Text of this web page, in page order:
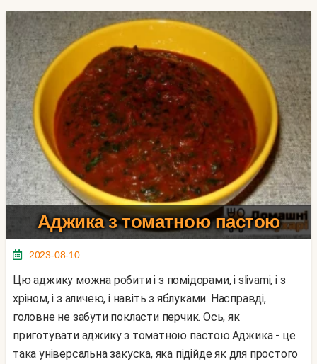
Аджика з томатною пастою
2023-08-10
Цю аджику можна робити і з помідорами, і slivami, і з
хріном, і з аличею, і навіть з яблуками. Насправді,
головне не забути покласти перчик. Ось, як
приготувати аджику з томатною пастою.Аджика - це
така універсальна закуска, яка підійде як для простого